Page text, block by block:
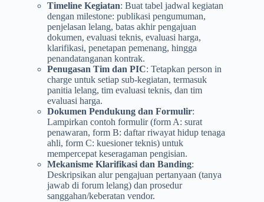
Timeline Kegiatan: Buat tabel jadwal kegiatan
dengan milestone: publikasi pengumuman,
penjelasan lelang, batas akhir pengajuan
dokumen, evaluasi teknis, evaluasi harga,
klarifikasi, penetapan pemenang, hingga
penandatanganan kontrak.
Penugasan Tim dan PIC: Tetapkan person in
charge untuk setiap sub-kegiatan, termasuk
panitia lelang, tim evaluasi teknis, dan tim
evaluasi harga.
Dokumen Pendukung dan Formulir:
Lampirkan contoh formulir (form A: surat
penawaran, form B: daftar riwayat hidup tenaga
ahli, form C: kuesioner teknis) untuk
mempercepat keseragaman pengisian.
Mekanisme Klarifikasi dan Banding:
Deskripsikan alur pengajuan pertanyaan (tanya
jawab di forum lelang) dan prosedur
sanggahan/keberatan vendor.